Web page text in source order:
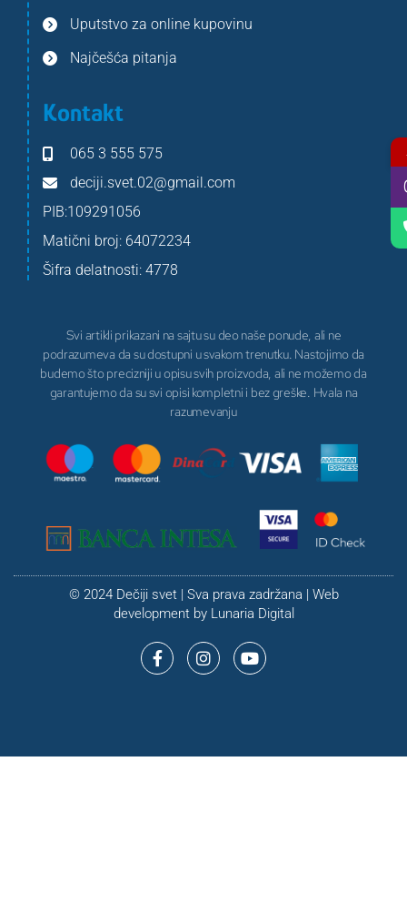
Uputstvo za online kupovinu
Najčešća pitanja
Kontakt
065 3 555 575
deciji.svet.02@gmail.com
PIB:109291056
Matični broj: 64072234
Šifra delatnosti: 4778
Svi artikli prikazani na sajtu su deo naše ponude, ali ne
podrazumeva da su dostupni u svakom trenutku. Nastojimo da
budemo što precizniji u opisu svih proizvoda, ali ne možemo da
garantujemo da su svi opisi kompletni i bez greške. Hvala na
razumevanju
© 2024 Dečiji svet | Sva prava zadržana | Web
development by Lunaria Digital